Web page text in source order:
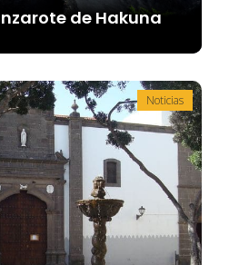
de Hakuna
Noticias